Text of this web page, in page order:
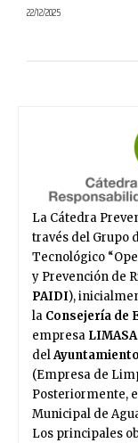
22/12/2025
La Cátedra
través del Grupo
Tecnológico
y Prevención de
PAIDI),
la Consejería de
empresa LIMASA
del
(Empresa de
Posteriormente,
Municipal de
Los principales